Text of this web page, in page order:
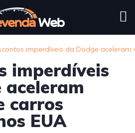
imperdíveis da Dodge aceleram
imperdíveis
aceleram
carros
EUA